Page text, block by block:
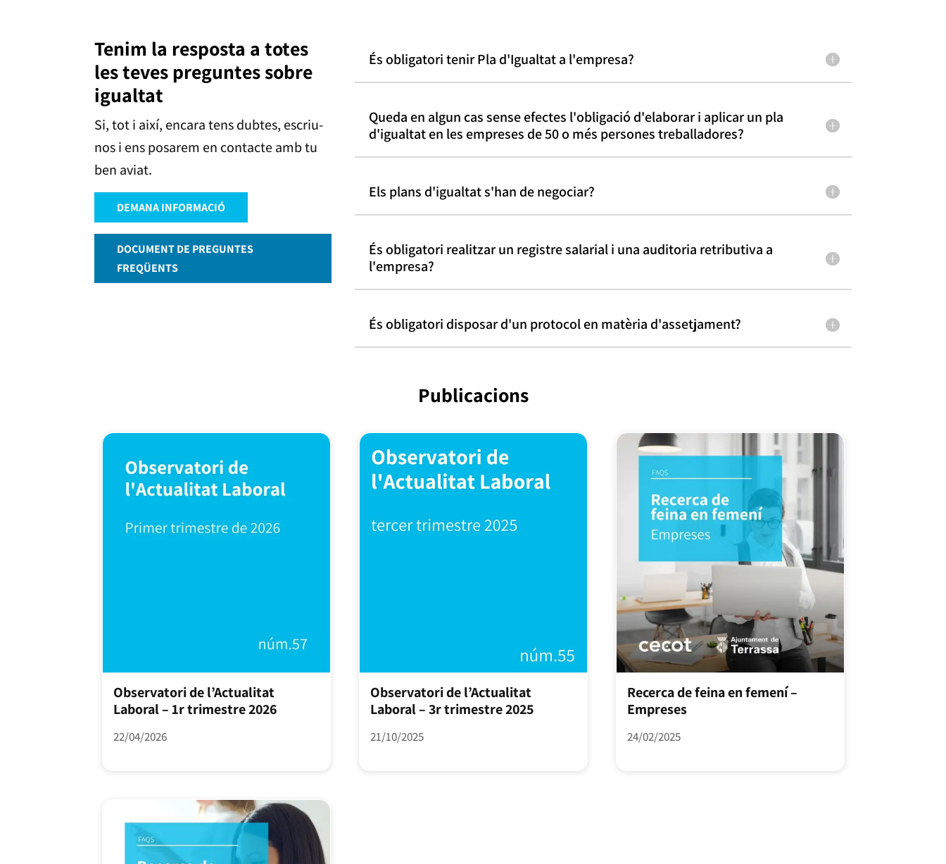
Tenim la resposta a totes
les teves preguntes sobre
igualtat
Si, tot i així, encara tens dubtes, escriu-
nos i ens posarem en contacte amb tu
ben aviat.
DEMANA INFORMACIÓ
DOCUMENT DE PREGUNTES
FREQÜENTS
És obligatori tenir Pla d'Igualtat a l'empresa?
Queda en algun cas sense efectes l'obligació d'elaborar i aplicar un pla
d'igualtat en les empreses de 50 o més persones treballadores?
Els plans d'igualtat s'han de negociar?
És obligatori realitzar un registre salarial i una auditoria retributiva a
l'empresa?
És obligatori disposar d'un protocol en matèria d'assetjament?
Publicacions
Observatori de l’Actualitat
Laboral – 1r trimestre 2026
22/04/2026
Observatori de l’Actualitat
Laboral – 3r trimestre 2025
21/10/2025
Recerca de feina en femení –
Empreses
24/02/2025